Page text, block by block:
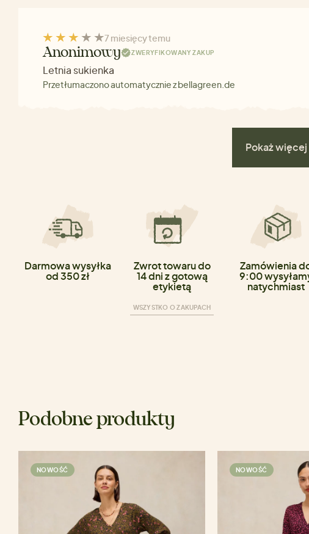
7 miesięcy temu
Anonimowy ZWERYFIKOWANY ZAKUP
Letnia sukienka
Przetłumaczono automatycznie z bellagreen.de
Pokaż więcej
Darmowa wysyłka
od 350 zł
Zwrot towaru do
14 dni z gotową
etykietą
WSZYSTKO O ZAKUPACH
Zamówienia
9:00
natychmiast
Podobne produkty
NOWOŚĆ NOWOŚĆ